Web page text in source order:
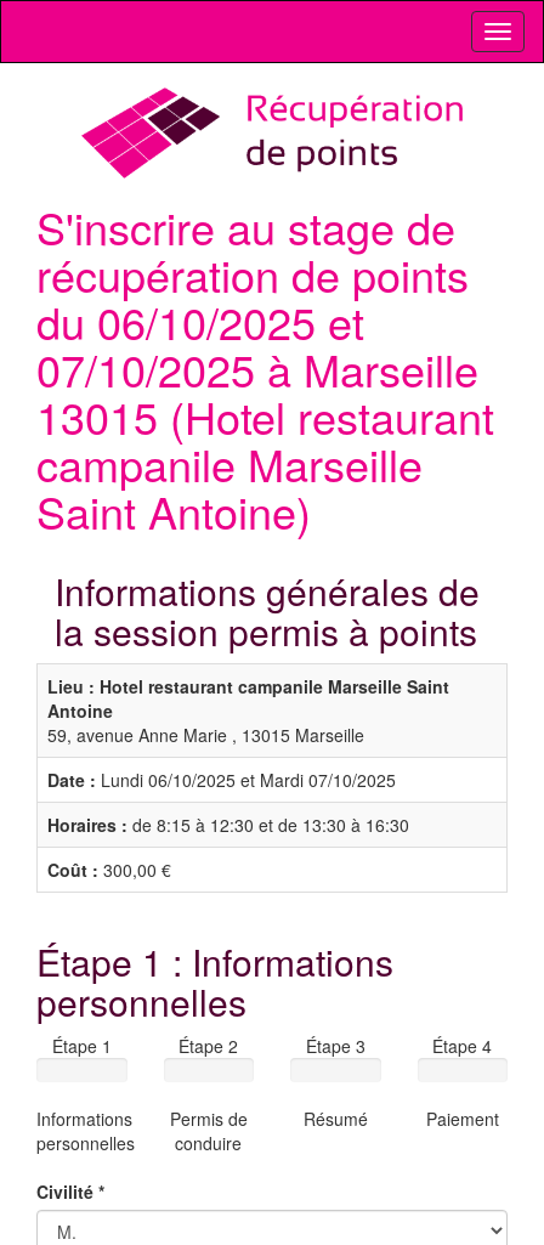
S'inscrire au stage de
récupération de points
du 06/10/2025 et
07/10/2025 à Marseille
13015 (Hotel restaurant
campanile Marseille
Saint Antoine)
Informations générales de
la session permis à points
Lieu : Hotel restaurant campanile Marseille Saint
Antoine
59, avenue Anne Marie , 13015 Marseille
Date : Lundi 06/10/2025 et Mardi 07/10/2025
Horaires : de 8:15 à 12:30 et de 13:30 à 16:30
Coût : 300,00 €
Étape 1 : Informations
personnelles
Étape 1
Informations
personnelles
Étape 2
Permis de
conduire
Étape 3
Résumé
Étape 4
Paiement
Civilité *